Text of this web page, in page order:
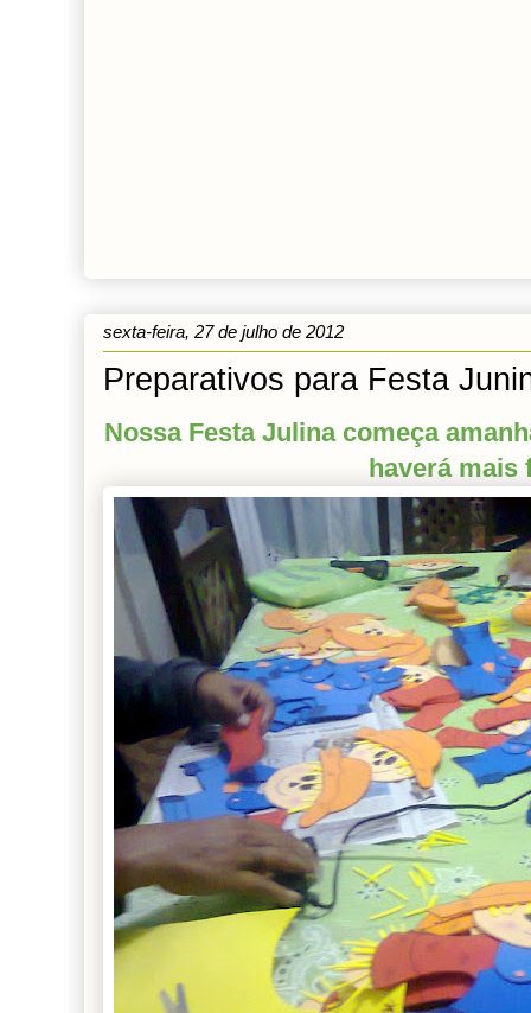
sexta-feira, 27 de julho de 2012
Preparativos para Festa
Nossa Festa Julina começa
haverá mais